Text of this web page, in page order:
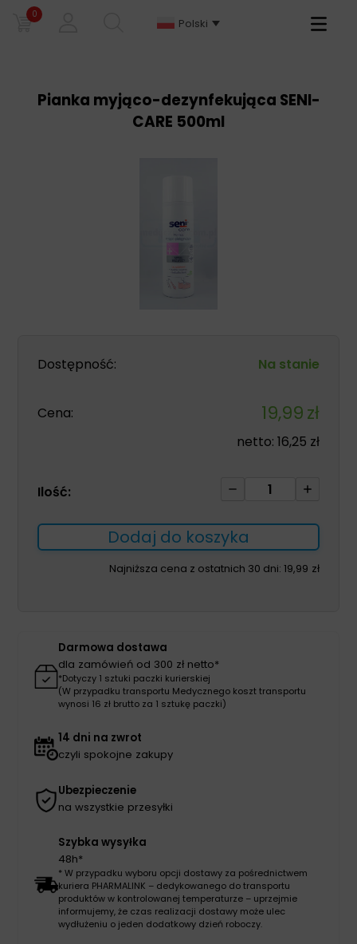
0
Polski
Primary
Pianka myjąco-dezynfekująca SENI-
CARE 500ml
Dostępność: Na stanie
Cena: 19,99zł
netto: 16,25 zł
Ilość:
ilość
myjąco-
dezynfekująca
SENI-
Dodaj do koszyka
Najniższa cena z ostatnich 30 dni: 19,99 zł
Darmowa dostawa
dla zamówień od 300 zł netto*
*Dotyczy 1 sztuki paczki kurierskiej
(W przypadku transportu Medycznego koszt transportu
wynosi 16 zł brutto za 1 sztukę paczki)
14 dni na zwrot
czyli spokojne zakupy
Ubezpieczenie
na wszystkie przesyłki
Szybka wysyłka
48h*
* W przypadku wyboru opcji dostawy za pośrednictwem
kuriera PHARMALINK – dedykowanego do transportu
produktów w kontrolowanej temperaturze – uprzejmie
informujemy, że czas realizacji dostawy może ulec
wydłużeniu o jeden dodatkowy dzień roboczy.